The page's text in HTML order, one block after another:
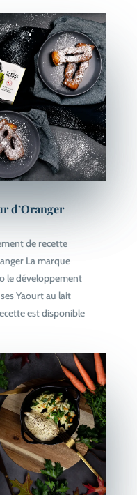
d’Oranger
de recette
La marque
le développement
Yaourt au lait
est disponible